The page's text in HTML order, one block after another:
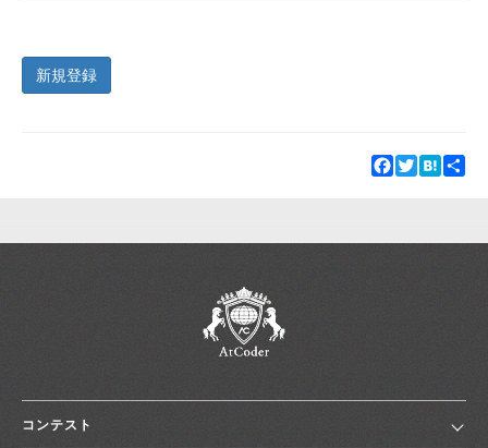
新規登録
Facebook
TwitterHatena
コンテスト